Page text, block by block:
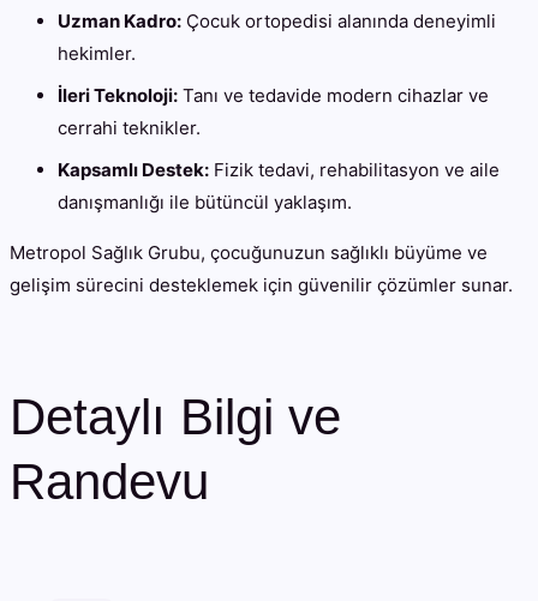
Uzman Kadro: Çocuk ortopedisi alanında deneyimli
hekimler.
İleri Teknoloji: Tanı ve tedavide modern cihazlar ve
cerrahi teknikler.
Kapsamlı Destek: Fizik tedavi, rehabilitasyon ve aile
danışmanlığı ile bütüncül yaklaşım.
Metropol Sağlık Grubu, çocuğunuzun sağlıklı büyüme ve
gelişim sürecini desteklemek için güvenilir çözümler sunar.
Detaylı Bilgi ve
Randevu